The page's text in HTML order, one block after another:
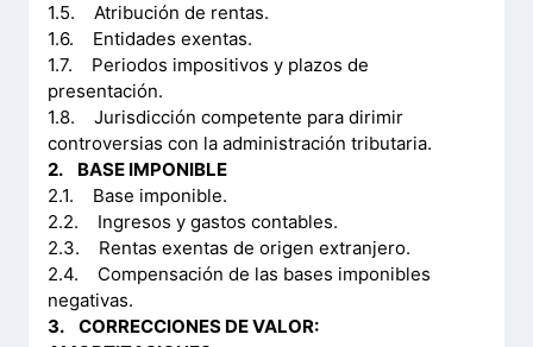
1.5. Atribución de rentas.
1.6. Entidades exentas.
1.7. Periodos impositivos y plazos de
presentación.
1.8. Jurisdicción competente para dirimir
controversias con la administración tributaria.
2. BASE IMPONIBLE
2.1. Base imponible.
2.2. Ingresos y gastos contables.
2.3. Rentas exentas de origen extranjero.
2.4. Compensación de las bases imponibles
negativas.
3. CORRECCIONES DE VALOR: